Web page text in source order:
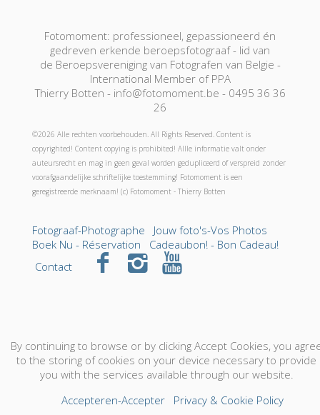
Fotomoment: professioneel, gepassioneerd én
gedreven erkende beroepsfotograaf - lid van
de Beroepsvereniging van Fotografen van Belgie -
International Member of PPA
Thierry Botten - info@fotomoment.be - 0495 36 36
26
©2026 Alle rechten voorbehouden. All Rights Reserved. Content is
copyrighted! Content copying is prohibited! Allle informatie valt onder
auteursrecht en mag in geen geval worden gedupliceerd of verspreid zonder
voorafgaandelijke schriftelijke toestemming! Fotomoment is een
geregistreerde merknaam! (c) Fotomoment - Thierry Botten
Fotograaf-Photographe
Jouw foto's-Vos Photos
Boek Nu - Réservation
Cadeaubon! - Bon Cadeau!
Contact
By continuing to browse or by clicking Accept Cookies, you
to the storing of cookies on your device necessary to provide
you with the services available through our website.
Accepteren-Accepter
Privacy & Cookie Policy